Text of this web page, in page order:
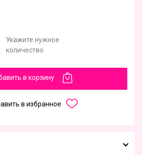
Укажите нужное
количество
в корзину
в избранное